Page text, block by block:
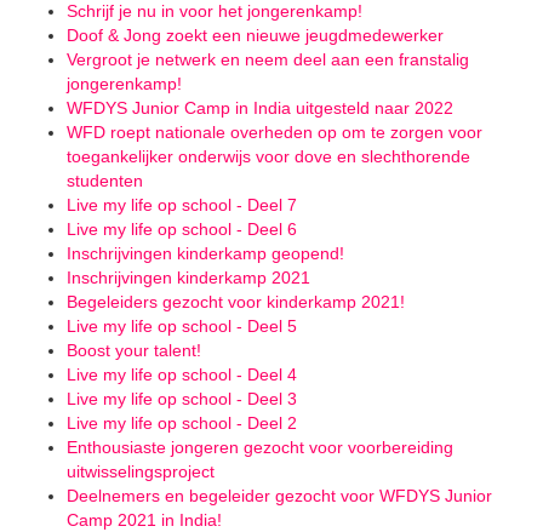
Schrijf je nu in voor het jongerenkamp!
Doof & Jong zoekt een nieuwe jeugdmedewerker
Vergroot je netwerk en neem deel aan een franstalig
jongerenkamp!
WFDYS Junior Camp in India uitgesteld naar 2022
WFD roept nationale overheden op om te zorgen voor
toegankelijker onderwijs voor dove en slechthorende
studenten
Live my life op school - Deel 7
Live my life op school - Deel 6
Inschrijvingen kinderkamp geopend!
Inschrijvingen kinderkamp 2021
Begeleiders gezocht voor kinderkamp 2021!
Live my life op school - Deel 5
Boost your talent!
Live my life op school - Deel 4
Live my life op school - Deel 3
Live my life op school - Deel 2
Enthousiaste jongeren gezocht voor voorbereiding
uitwisselingsproject
Deelnemers en begeleider gezocht voor WFDYS Junior
Camp 2021 in India!